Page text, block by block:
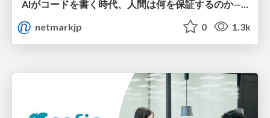
netmarkjp
0 1.3k